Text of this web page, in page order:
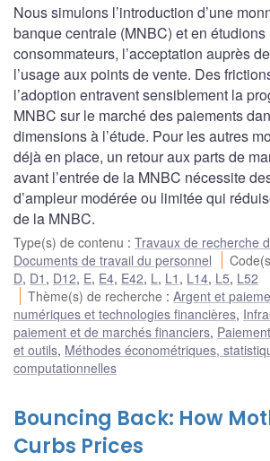
Nous simulons l’introduction d’une
banque centrale (MNBC) et en étudions
consommateurs, l’acceptation auprès
l’usage aux points de vente. Des
l’adoption entravent sensiblement la
MNBC sur le marché des paiements
dimensions à l’étude. Pour les autres
déjà en place, un retour aux parts de
avant l’entrée de la MNBC nécessite
d’ampleur modérée ou limitée qui
de la MNBC.
Type(s) de contenu : Travaux de recherche
Documents de travail du personnel
D, D1 , D12, E, E4, E42, L , L1 , L14, L5, L52
Thème(s) de recherche :Argent et
numériques et technologies financières,
paiement et de marchés financiers,
et outils, Méthodes économétriques,
computationnelles
Bouncing Back: How
Curbs Prices